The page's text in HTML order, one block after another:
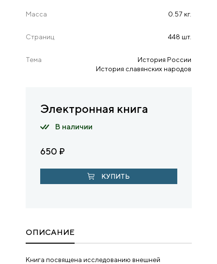
Масса 0.57 кг.
Страниц 448 шт.
Тема
История России
История славянских народов
Электронная книга
В наличии
650 ₽
КУПИТЬ
ОПИСАНИЕ
Книга посвящена исследованию внешней